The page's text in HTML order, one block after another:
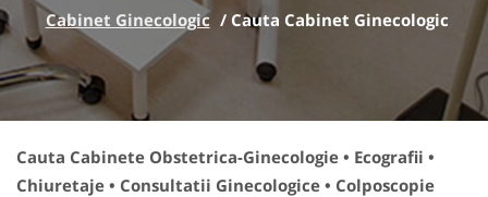
Cabinet Ginecologic / Cauta Cabinet Ginecologic
Cauta Cabinete Obstetrica-Ginecologie • Ecografii •
Chiuretaje • Consultatii Ginecologice • Colposcopie